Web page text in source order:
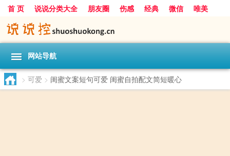
首 页 说说分类大全 朋友圈 伤感 经典 微信
唯美
励志
爱情 搞笑
网站导航
> 可爱 > 闺蜜文案短句可爱 闺蜜自拍配文简短暖心